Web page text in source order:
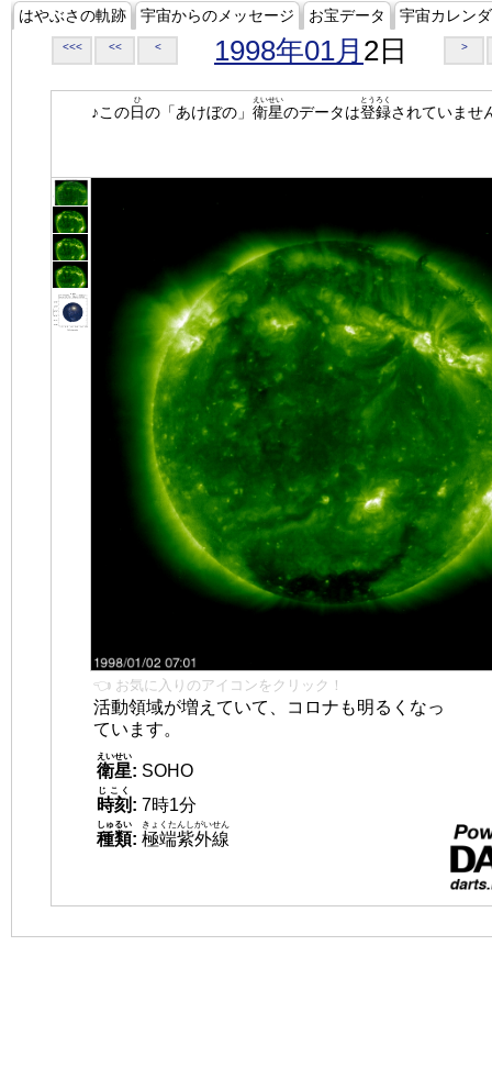
はやぶさの軌跡 宇宙からのメッセージ お宝データ 宇宙カレン
<<< << < 1998年01月 2日 >
♪この日
ひ
の「あけぼの」 衛星
えいせい
のデータは登録
とうろく
されていませ
👈 お気に入りのアイコンをクリック！
活動領域が増えていて、コロナも明るくなっ
ています。
衛星
えいせい
: SOHO
時刻
じこく
: 7時1分
種類
しゅるい
: 極端紫外線
きょくたんしがいせん